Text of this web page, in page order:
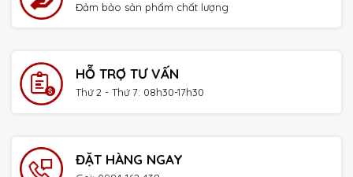
Đảm bảo sản phẩm chất lượng
HỖ TRỢ TƯ VẤN
Thứ 2 - Thứ 7: 08h30-17h30
ĐẶT HÀNG NGAY